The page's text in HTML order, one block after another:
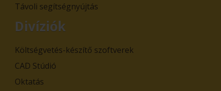
Távoli segítségnyújtás
Divíziók
Költségvetés-készítő szoftverek
CAD Stúdió
Oktatás